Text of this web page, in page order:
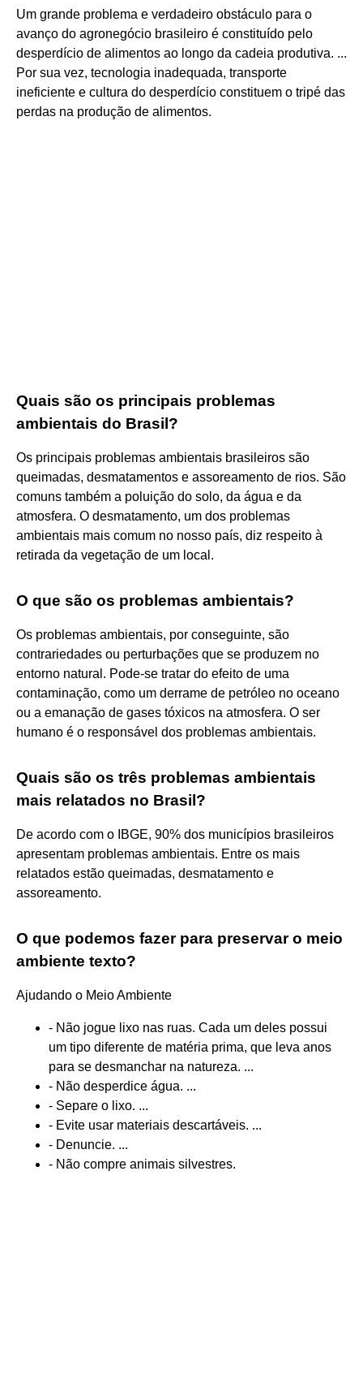
Um grande problema e verdadeiro obstáculo para o
avanço do agronegócio brasileiro é constituído pelo
desperdício de alimentos ao longo da cadeia produtiva. ...
Por sua vez, tecnologia inadequada, transporte
ineficiente e cultura do desperdício constituem o tripé das
perdas na produção de alimentos.
Quais são os principais problemas
ambientais do Brasil?
Os principais problemas ambientais brasileiros são
queimadas, desmatamentos e assoreamento de rios. São
comuns também a poluição do solo, da água e da
atmosfera. O desmatamento, um dos problemas
ambientais mais comum no nosso país, diz respeito à
retirada da vegetação de um local.
O que são os problemas ambientais?
Os problemas ambientais, por conseguinte, são
contrariedades ou perturbações que se produzem no
entorno natural. Pode-se tratar do efeito de uma
contaminação, como um derrame de petróleo no oceano
ou a emanação de gases tóxicos na atmosfera. O ser
humano é o responsável dos problemas ambientais.
Quais são os três problemas ambientais
mais relatados no Brasil?
De acordo com o IBGE, 90% dos municípios brasileiros
apresentam problemas ambientais. Entre os mais
relatados estão queimadas, desmatamento e
assoreamento.
O que podemos fazer para preservar o meio
ambiente texto?
Ajudando o Meio Ambiente
- Não jogue lixo nas ruas. Cada um deles possui
um tipo diferente de matéria prima, que leva anos
para se desmanchar na natureza. ...
- Não desperdice água. ...
- Separe o lixo. ...
- Evite usar materiais descartáveis. ...
- Denuncie. ...
- Não compre animais silvestres.